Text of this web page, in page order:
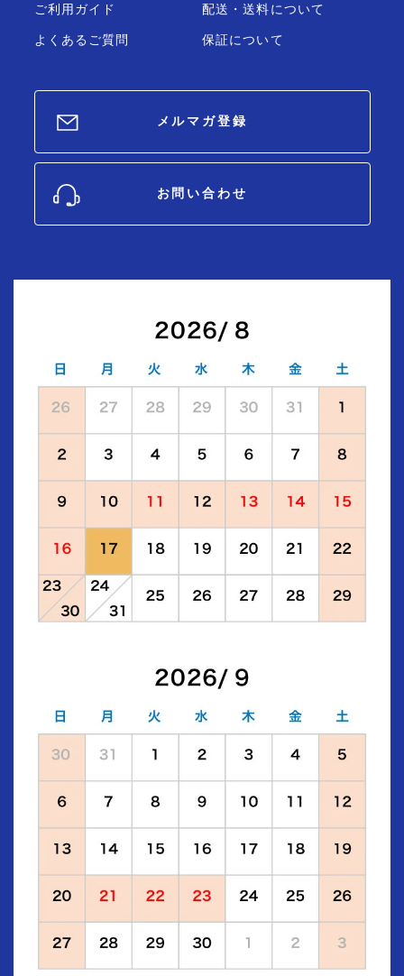
ご利用ガイド
よくあるご質問
配送・送料について
保証について
メルマガ登録
お問い合わせ